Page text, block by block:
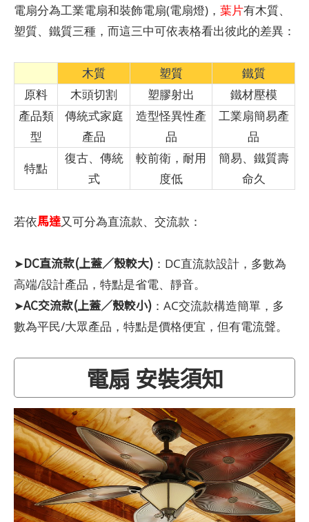
電扇分為工業電扇和裝飾電扇(電扇燈)， 葉片有木質、
塑質、鐵質三種，而這三中可依表格看出彼此的差異：
木質 塑質
鐵質
原料
木頭切割 塑膠射出
鐵材壓模
產品類
型
傳統式家庭
產品
造型怪異性產
品
工業扇簡易產
品
特點
復古、傳統
式
較前衛，耐用
度低
簡易、鐵質壽
命久
若依馬達又可分為直流款、交流款：
➤DC直流款(上蓋／殼較大) ：DC直流款設計，多數為
高端/設計產品，特點是省電、靜音。
➤AC交流款(上蓋／殼較小) ：AC交流款構造簡單，多
數為平民/大眾產品，特點是價格便宜，但有電流聲。
電扇 安裝須知